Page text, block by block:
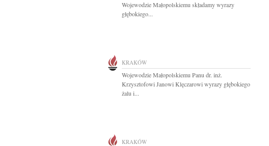
Wojewodzie Małopolskiemu składamy wyrazy
głębokiego...
KRAKÓW
Wojewodzie Małopolskiemu Panu dr. inż.
Krzysztofowi Janowi Klęczarowi wyrazy głębokiego
żalu i...
KRAKÓW